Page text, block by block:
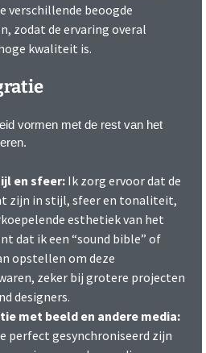
verschillende beoogde
zodat de ervaring overal
kwaliteit is.
vormen met de rest van het
en sfeer:Ik zorg ervoor dat de
zijn in stijl, sfeer en tonaliteit,
esthetiek van het
dat ik een “sound bible” of
opstellen om deze
zeker bij grotere projecten
designers.
met beeld en andere media:
perfect gesynchroniseerd zijn